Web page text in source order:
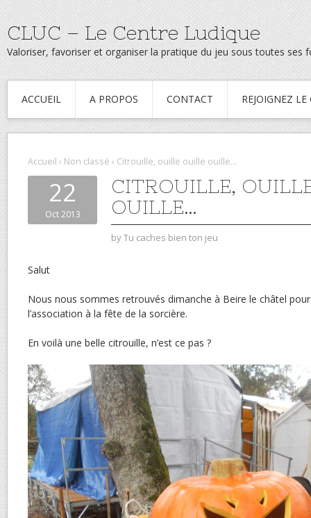
CLUC – Le Centre Ludique
Valoriser, favoriser et organiser la pratique du jeu sous toutes
ACCUEIL A PROPOS CONTACT REJOIGNEZ
Accueil › Non classé › Citrouille, ouille ouille ouille…
22
Oct 2013
CITROUILLE,
OUILLE…
byTu caches bien ton jeu
Salut
Nous nous sommes retrouvés dimanche à Beire le châtel
l’association à la fête de la sorcière.
En voilà une belle citrouille, n’est ce pas ?